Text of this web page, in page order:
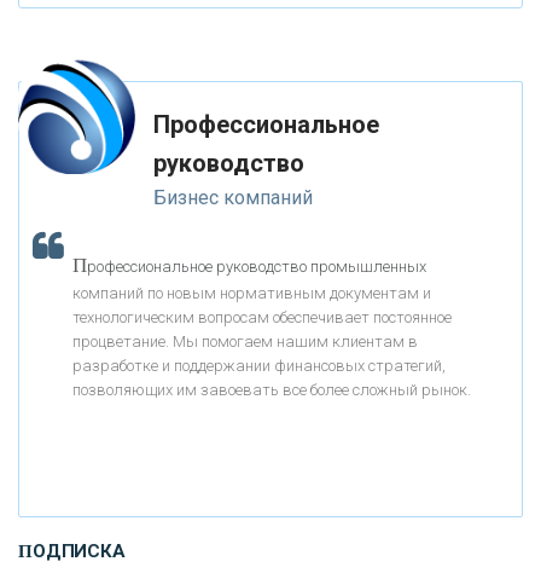
«МОСКОВСКИЙ КРЕДИТНЫЙ БАНК»
«АБСОЛЮТ БАНК»
«БАНК ВОЗРОЖДЕНИЕ»
АО «КРЕДИТ ЕВРОПА БАНК»
«НАЦИОНАЛЬНЫЙ КЛИРИНГОВЫЙ ЦЕНТР»
-- Самое большое богатство — это ум. Самая большая нищета —
-- Лучшее, что можно сделать с хорошим советом, это пропустить его
мимо ушей. Он никогда не бывает полезен никому, кроме того, кто его
-- Люблю давать советы и очень не люблю, когда их дают мне.
Профессиональное
руководство
Бизнес компаний
Профессиональное руководство промышленных
компаний по новым нормативным документам и
технологическим вопросам обеспечивает постоянное
процветание. Мы помогаем нашим клиентам в
разработке и поддержании финансовых стратегий,
позволяющих им завоевать все более сложный рынок.
ПОДПИСКА